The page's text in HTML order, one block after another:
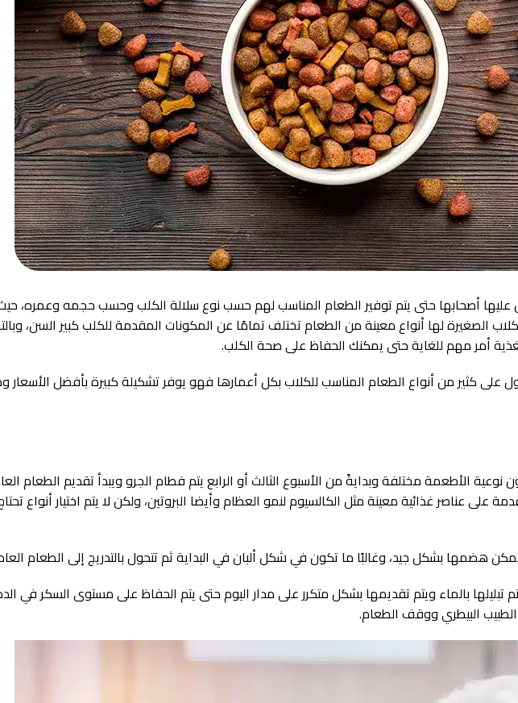
عليها أصحابها حتى يتم توفير الطعام المناسب لهم حسب نوع سلالة الكلب وحسب حجمه وعمره،
الصغيرة لها أنواع معينة من الطعام تختلف تمامًا عن المكونات المقدمة للكلب كبير السن،
أمر مهم للغاية حتى يمكنك الحفاظ على صحة الكلب.
كثير من أنواع الطعام المناسب للكلاب بكل أعمارها فهو يوفر تشكيلة كبيرة بأفضل الأسعار
نوعية الأطعمة مختلفة وبدايةً من الأسبوع الثالث أو الرابع يتم فطام الجرو ويبدأ تقديم الطعام
على عناصر غذائية معينة مثل الكالسيوم لنمو العظام وأيضا البروتين، ولكن لا يتم اختيار أنواع
بشكل جيد، وغالبًا ما تكون في شكل ألبان في البداية ثم تتحول بالتدريج إلى الطعام
تبليلها بالماء ويتم تقديمها بشكل متكرر على مدار اليوم حتى يتم الحفاظ على مستوى السكر في
البيطري ووقف الطعام.